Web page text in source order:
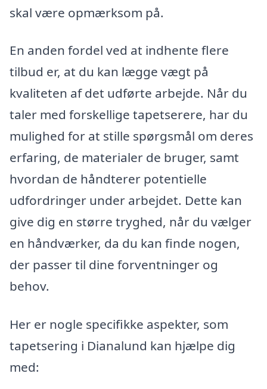
skal være opmærksom på.
En anden fordel ved at indhente flere
tilbud er, at du kan lægge vægt på
kvaliteten af det udførte arbejde. Når du
taler med forskellige tapetserere, har du
mulighed for at stille spørgsmål om deres
erfaring, de materialer de bruger, samt
hvordan de håndterer potentielle
udfordringer under arbejdet. Dette kan
give dig en større tryghed, når du vælger
en håndværker, da du kan finde nogen,
der passer til dine forventninger og
behov.
Her er nogle specifikke aspekter, som
tapetsering i Dianalund kan hjælpe dig
med: